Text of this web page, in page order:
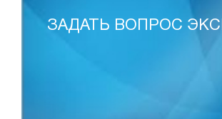
ЗАДАТЬ ВОПРОС